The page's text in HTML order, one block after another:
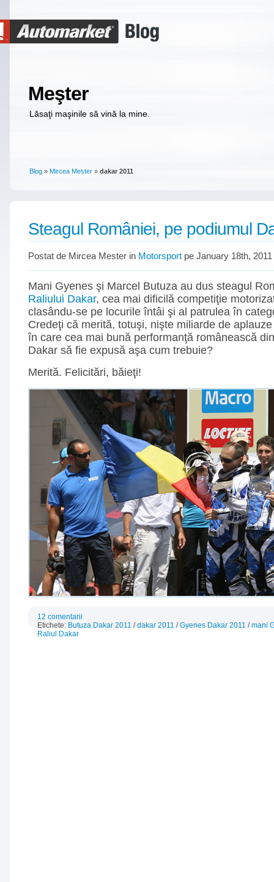
Meşter
Lăsaţi maşinile să vină la mine.
Blog » Mircea Mester » dakar 2011
Steagul României, pe podiumul
Postat de Mircea Mester in Motorsport pe January 18th, 2011
Mani Gyenes şi Marcel Butuza au dus steagul
Raliului Dakar, cea mai dificilă competiţie
clasându-se pe locurile întâi şi al patrulea în
Credeţi că merită, totuşi, nişte miliarde de
în care cea mai bună performanţă românească
Dakar să fie expusă aşa cum trebuie?
Merită. Felicitări, băieţi!
12 comentarii
Etichete: Butuza Dakar 2011 /dakar 2011 /Gyenes Dakar 2011 /mani
Raliul Dakar